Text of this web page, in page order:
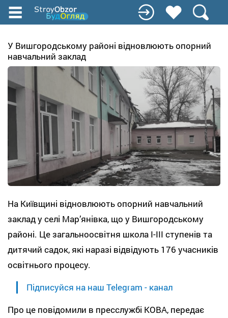
Перейти
до
вмісту
У Вишгородському районі відновлюють опорний
навчальний заклад
На Київщині відновлюють опорний навчальний
заклад у селі Мар’янівка, що у Вишгородському
районі. Це загальноосвітня школа І-ІІІ ступенів та
дитячий садок, які наразі відвідують 176 учасників
освітнього процесу.
Підписуйся на наш Telegram - канал
Про це повідомили в пресслужбі КОВА, передає